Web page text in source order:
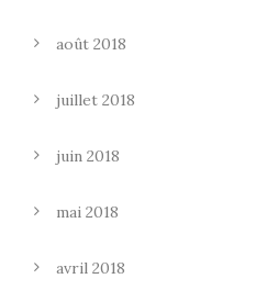
août 2018
juillet 2018
juin 2018
mai 2018
avril 2018